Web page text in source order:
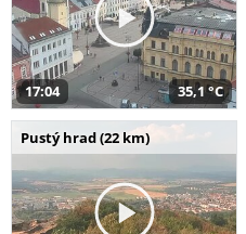
17:04 35,1 °C
Pustý hrad (22 km)